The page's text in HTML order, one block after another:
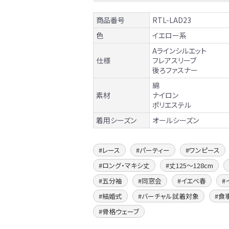
商品番号
RTL-LAD23
色
イエロー系
仕様
Aラインシルエット
フレアスリーブ
後ろファスナー
素材
綿
ナイロン
ポリエステル
着用シーズン
オールシーズン
レース パーティー
ワンピース
ロング・マキシ丈
丈125〜128cm
五分袖
同窓会 イエベ春
結婚式
バーチャル試着対象
食
骨格ウェーブ